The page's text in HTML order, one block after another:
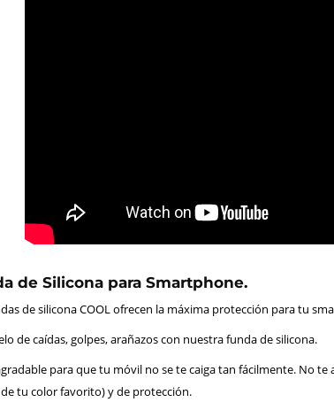
de Silicona para Smartphone.
de silicona COOL ofrecen la máxima protección para tu
de caídas, golpes, arañazos con nuestra funda de silicona.
para que tu móvil no se te caiga tan fácilmente. No
tu color favorito) y de protección.